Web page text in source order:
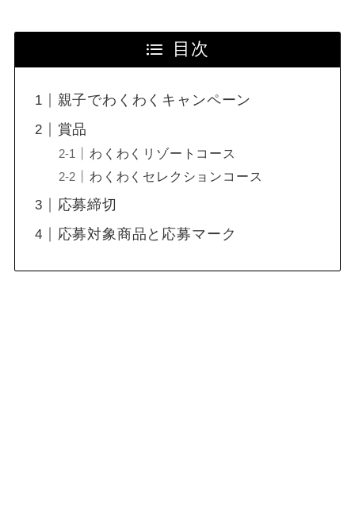
目次
親子でわくわくキャンペーン
賞品
わくわくリゾートコース
わくわくセレクションコース
応募締切
応募対象商品と応募マーク